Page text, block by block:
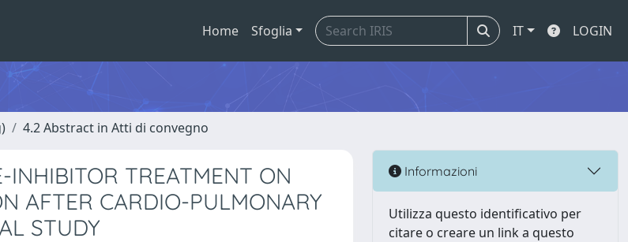
Home Sfoglia IT LOGIN
4.2 Abstract in Atti di convegno
INHIBITOR TREATMENT ON
AFTER CARDIO-PULMONARY
STUDY
Informazioni
Utilizza questo identificativo per
citare o creare un link a questo